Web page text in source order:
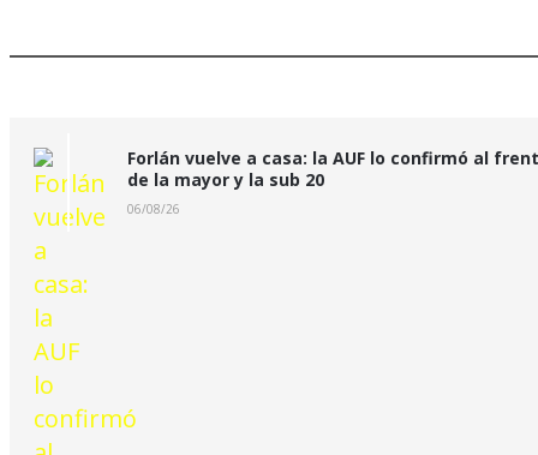
Forlán vuelve a casa: la AUF lo confirmó al
de la mayor y la sub 20
06/08/26